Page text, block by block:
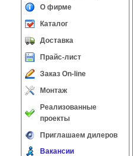
О фирме
Каталог
Доставка
Прайс-лист
Заказ On-line
Монтаж
Реализованные
проекты
Приглашаем дилеров
Вакансии